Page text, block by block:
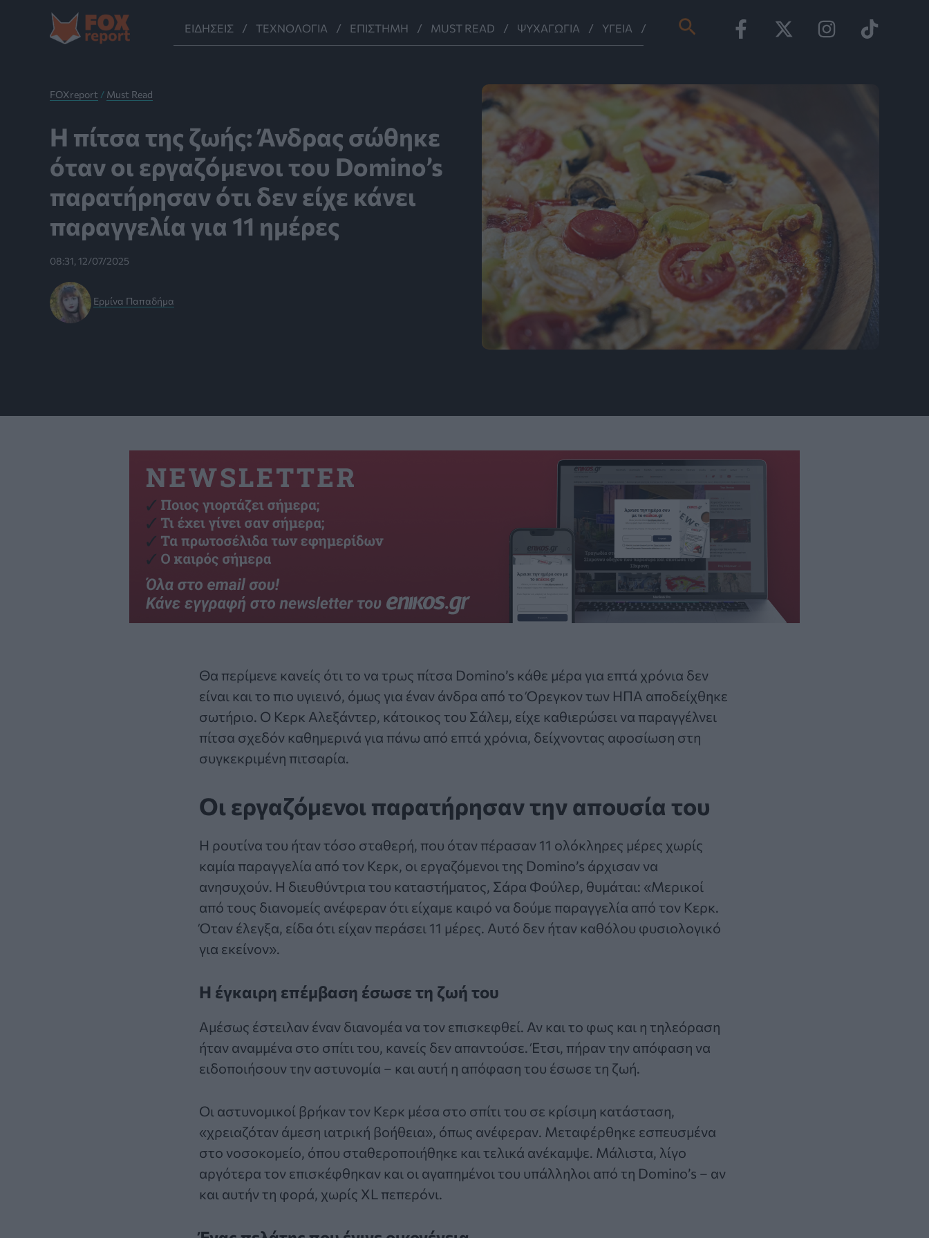
Μετάβαση
περιεχόμενο
ΕΙΔΉΣΕΙΣ ΤΕΧΝΟΛΟΓΊΑ ΕΠΙΣΤΉΜΗ MUST READ ΨΥΧΑΓΩΓΊΑ ΥΓΕΊΑ Αναζήτηση
FOXreport / Must Read
Η πίτσα της ζωής: Άνδρας σώθηκε
όταν οι εργαζόμενοι του Domino’s
παρατήρησαν ότι δεν είχε κάνει
παραγγελία για 11 ημέρες
08:31, 12/07/2025
Ερμίνα Παπαδήμα
Θα περίμενε κανείς ότι το να τρως πίτσα Domino’s κάθε μέρα για επτά χρόνια δεν
είναι και το πιο υγιεινό, όμως για έναν άνδρα από το Όρεγκον των ΗΠΑ αποδείχθηκε
σωτήριο. Ο Κερκ Αλεξάντερ, κάτοικος του Σάλεμ, είχε καθιερώσει να παραγγέλνει
πίτσα σχεδόν καθημερινά για πάνω από επτά χρόνια, δείχνοντας αφοσίωση στη
συγκεκριμένη πιτσαρία.
Οι εργαζόμενοι παρατήρησαν την απουσία του
Η ρουτίνα του ήταν τόσο σταθερή, που όταν πέρασαν 11 ολόκληρες μέρες χωρίς
καμία παραγγελία από τον Κερκ, οι εργαζόμενοι της Domino’s άρχισαν να
ανησυχούν. Η διευθύντρια του καταστήματος, Σάρα Φούλερ, θυμάται: «Μερικοί
από τους διανομείς ανέφεραν ότι είχαμε καιρό να δούμε παραγγελία από τον Κερκ.
Όταν έλεγξα, είδα ότι είχαν περάσει 11 μέρες. Αυτό δεν ήταν καθόλου φυσιολογικό
για εκείνον».
Η έγκαιρη επέμβαση έσωσε τη ζωή του
Αμέσως έστειλαν έναν διανομέα να τον επισκεφθεί. Αν και το φως και η τηλεόραση
ήταν αναμμένα στο σπίτι του, κανείς δεν απαντούσε. Έτσι, πήραν την απόφαση να
ειδοποιήσουν την αστυνομία – και αυτή η απόφαση του έσωσε τη ζωή.
Οι αστυνομικοί βρήκαν τον Κερκ μέσα στο σπίτι του σε κρίσιμη κατάσταση,
«χρειαζόταν άμεση ιατρική βοήθεια», όπως ανέφεραν. Μεταφέρθηκε εσπευσμένα
στο νοσοκομείο, όπου σταθεροποιήθηκε και τελικά ανέκαμψε. Μάλιστα, λίγο
αργότερα τον επισκέφθηκαν και οι αγαπημένοι του υπάλληλοι από τη Domino’s – αν
και αυτήν τη φορά, χωρίς XL πεπερόνι.